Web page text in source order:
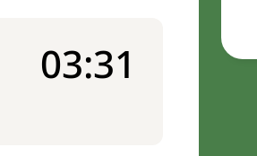
03:31